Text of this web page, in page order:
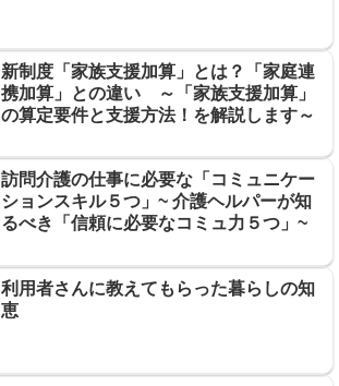
新制度「家族支援加算」とは？「家庭連
携加算」との違い ～「家族支援加算」
の算定要件と支援方法！を解説します～
訪問介護の仕事に必要な「コミュニケー
ションスキル５つ」~ 介護ヘルパーが知
るべき「信頼に必要なコミュ力５つ」~
利用者さんに教えてもらった暮らしの知
恵